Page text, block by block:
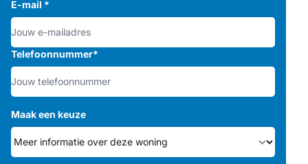
E-mail *
Telefoonnummer*
Maak een keuze